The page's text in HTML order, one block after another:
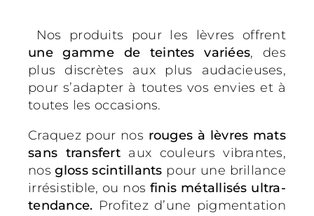
Nos produits pour les lèvres offrent
une gamme de teintes variées, des
plus discrètes aux plus audacieuses,
pour s’adapter à toutes vos envies et à
toutes les occasions.
Craquez pour nos rouges à lèvres mats
sans transfertaux couleurs vibrantes,
nos gloss scintillants pour une brillance
irrésistible, ou nos finis métallisés ultra-
tendance. Profitez d’une pigmentation